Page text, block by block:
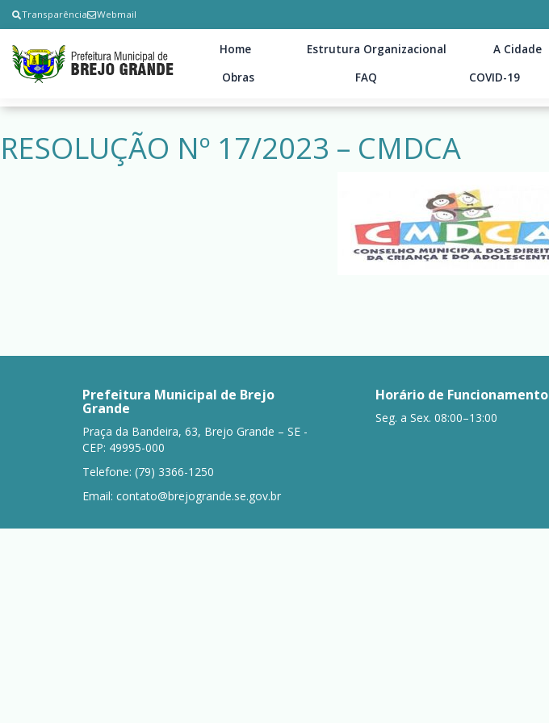
Transparência Webmail
Home Estrutura Organizacional A Cidade
Obras
FAQ COVID-19
RESOLUÇÃO Nº 17/2023 – CMDCA
Prefeitura Municipal de Brejo
Grande
Praça da Bandeira, 63, Brejo Grande – SE -
CEP: 49995-000
Telefone: (79) 3366-1250
Email: contato@brejogrande.se.gov.br
Horário de Funcionamento
Seg. a Sex. 08:00–13:00